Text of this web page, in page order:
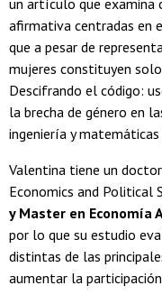
afirmativa centradas en
que a pesar de
mujeres constituyen
Descifrando el código:
la brecha de género en
ingeniería y
Valentina tiene un
Economics and Political
y Master en Economía
por lo que su estudio
distintas de las
aumentar la